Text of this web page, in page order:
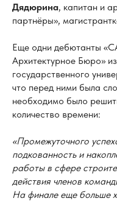
Дядюрина, капитан и
партнёры»,
Еще одни дебютанты
Архитектурное Бюро»
государственного
что перед ними была
необходимо было
количество времени:
«Промежуточного
подкованность и
работы в сфере
действия членов
На финале еще больше